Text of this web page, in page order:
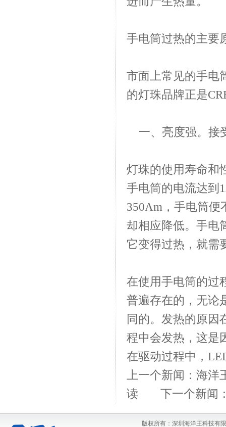
手电筒过热的主要
市面上常见的手电
的灯珠品牌正是
一、亮度强。接
灯珠的使用寿命和
手电筒的电流达到
350Am，手电筒
却相应降低。手电
它变得过热，就需
在使用手电筒的过
普遍存在的，无论
同的。发热的原因
程中会发热，这是
在驱动过程中，
上一个新闻： 海洋
读
下一个新闻
版权所有：深圳海洋王科技有